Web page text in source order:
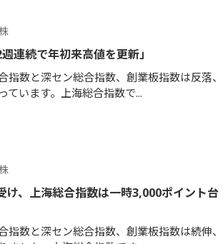
連続で年初来高値を更新」
指数と深セン総合指数、創業板指数は反落、
ています。上海総合指数で...
け、上海総合指数は一時3,000ポイント台
指数と深セン総合指数、創業板指数は続伸、